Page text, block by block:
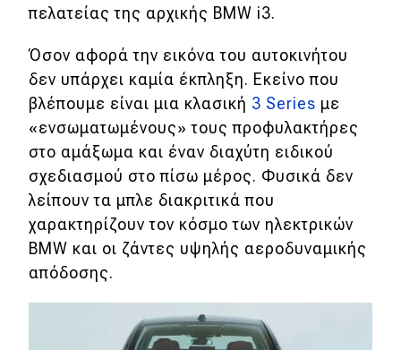
Αγορά
Απόψεις
Test Drive
Δοκιμή
Αποστολή
Συγκρίνουμε
πελατείας της αρχικής BMW i3.
Όσον αφορά την εικόνα του αυτοκινήτου
δεν υπάρχει καμία έκπληξη. Εκείνο που
βλέπουμε είναι μια κλασική 3 Series με
«ενσωματωμένους» τους προφυλακτήρες
στο αμάξωμα και έναν διαχύτη ειδικού
σχεδιασμού στο πίσω μέρος. Φυσικά δεν
λείπουν τα μπλε διακριτικά που
χαρακτηρίζουν τον κόσμο των ηλεκτρικών
BMW και οι ζάντες υψηλής αεροδυναμικής
απόδοσης.